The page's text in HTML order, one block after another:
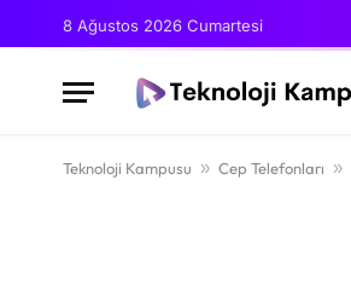
8 Ağustos 2026 Cumartesi
Teknoloji Kampusu » Cep Telefonları »